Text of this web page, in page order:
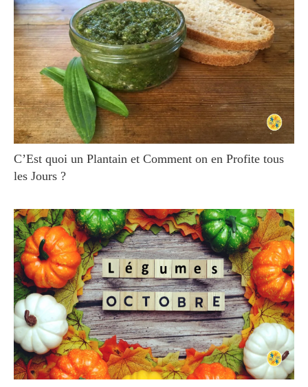
C’Est quoi un Plantain et Comment on en Profite tous
les Jours ?